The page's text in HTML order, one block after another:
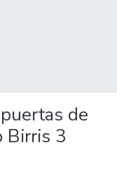
de
Birris 3